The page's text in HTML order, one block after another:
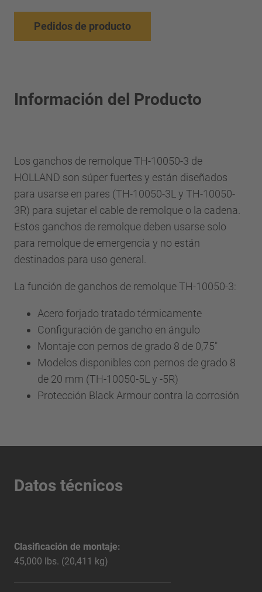
Pedidos de producto
Información del Producto
Los ganchos de remolque TH-10050-3 de
HOLLAND son súper fuertes y están diseñados
para usarse en pares (TH-10050-3L y TH-10050-
3R) para sujetar el cable de remolque o la cadena.
Estos ganchos de remolque deben usarse solo
para remolque de emergencia y no están
destinados para uso general.
La función de ganchos de remolque TH-10050-3:
Acero forjado tratado térmicamente
Configuración de gancho en ángulo
Montaje con pernos de grado 8 de 0,75"
Modelos disponibles con pernos de grado 8
de 20 mm (TH-10050-5L y -5R)
Protección Black Armour contra la corrosión
Datos técnicos
Clasificación de montaje:
45,000 lbs. (20,411 kg)